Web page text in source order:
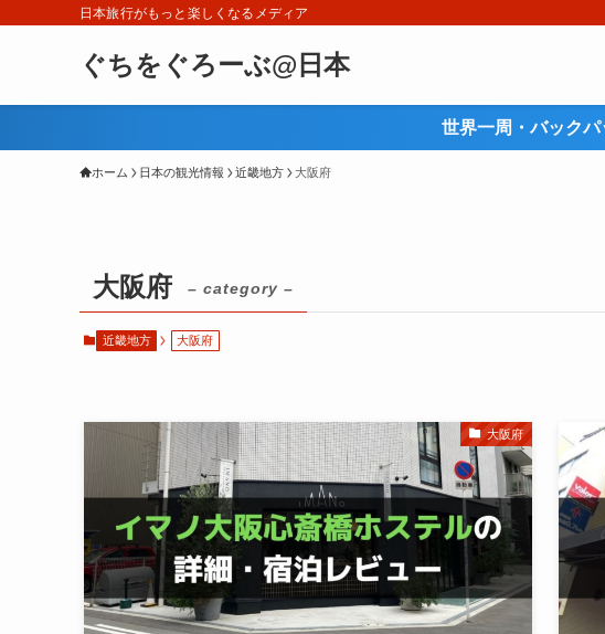
日本旅行がもっと楽しくなるメディア
ぐちをぐろーぶ@日本
世界一周・バック
ホーム 日本の観光情報 近畿地方 大阪府
大阪府 – category –
近畿地方 大阪府
大阪府